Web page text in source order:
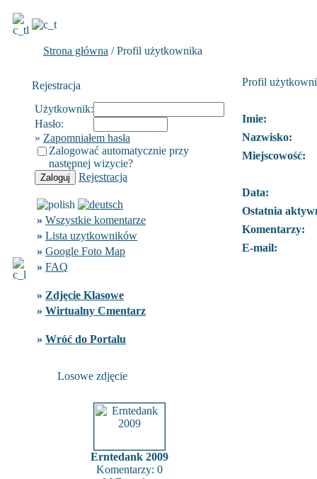
Strona główna / Profil użytkownika
Rejestracja
Użytkownik:
Hasło:
» Zapomniałem hasła
Zalogować automatycznie przy
następnej wizycie?
Rejestracja
» Wszystkie komentarze
» Lista uzytkowników
» Google Foto Map
» FAQ
» Zdjęcie Klasowe
» Wirtualny Cmentarz
» Wróć do Portalu
Losowe zdjęcie
Erntedank 2009
Komentarzy: 0
Profil
Imie:
Nazwisko:
Miejscowość:
Data:
Ostatnia
Komentarzy:
E-mail: